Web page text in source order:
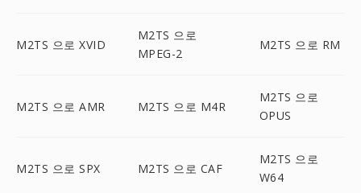
M2TS 으로 XVID
M2TS 으로
MPEG-2
M2TS 으로 RM
M2TS 으로 AMR M2TS 으로 M4R
M2TS 으로
OPUS
M2TS 으로 SPX M2TS 으로 CAF
M2TS 으로
W64